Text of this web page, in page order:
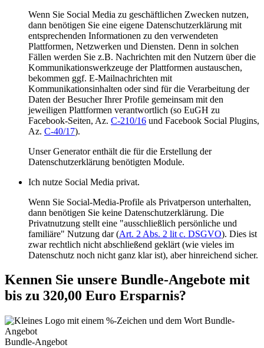
Wenn Sie Social Media zu geschäftlichen Zwecken nutzen,
dann benötigen Sie eine eigene Datenschutzerklärung mit
entsprechenden Informationen zu den verwendeten
Plattformen, Netzwerken und Diensten. Denn in solchen
Fällen werden Sie z.B. Nachrichten mit den Nutzern über die
Kommunikationswerkzeuge der Plattformen austauschen,
bekommen ggf. E-Mailnachrichten mit
Kommunikationsinhalten oder sind für die Verarbeitung der
Daten der Besucher Ihrer Profile gemeinsam mit den
jeweiligen Plattformen verantwortlich (so EuGH zu
Facebook-Seiten, Az. C-210/16 und Facebook Social Plugins,
Az. C-40/17).
Unser Generator enthält die für die Erstellung der
Datenschutzerklärung benötigten Module.
Ich nutze Social Media privat.
Wenn Sie Social-Media-Profile als Privatperson unterhalten,
dann benötigen Sie keine Datenschutzerklärung. Die
Privatnutzung stellt eine "ausschließlich persönliche und
familiäre" Nutzung dar (Art. 2 Abs. 2 lit c. DSGVO). Dies ist
zwar rechtlich nicht abschließend geklärt (wie vieles im
Datenschutz noch nicht ganz klar ist), aber hinreichend sicher.
Kennen Sie unsere Bundle-Angebote mit
bis zu 320,00 Euro Ersparnis?
Bundle-Angebot